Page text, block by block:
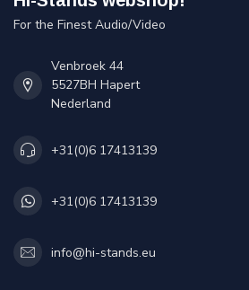
For the Finest Audio/Video
Venbroek 44
5527BH Hapert
Nederland
+31(0)6 17413139
+31(0)6 17413139
info@hi-stands.eu